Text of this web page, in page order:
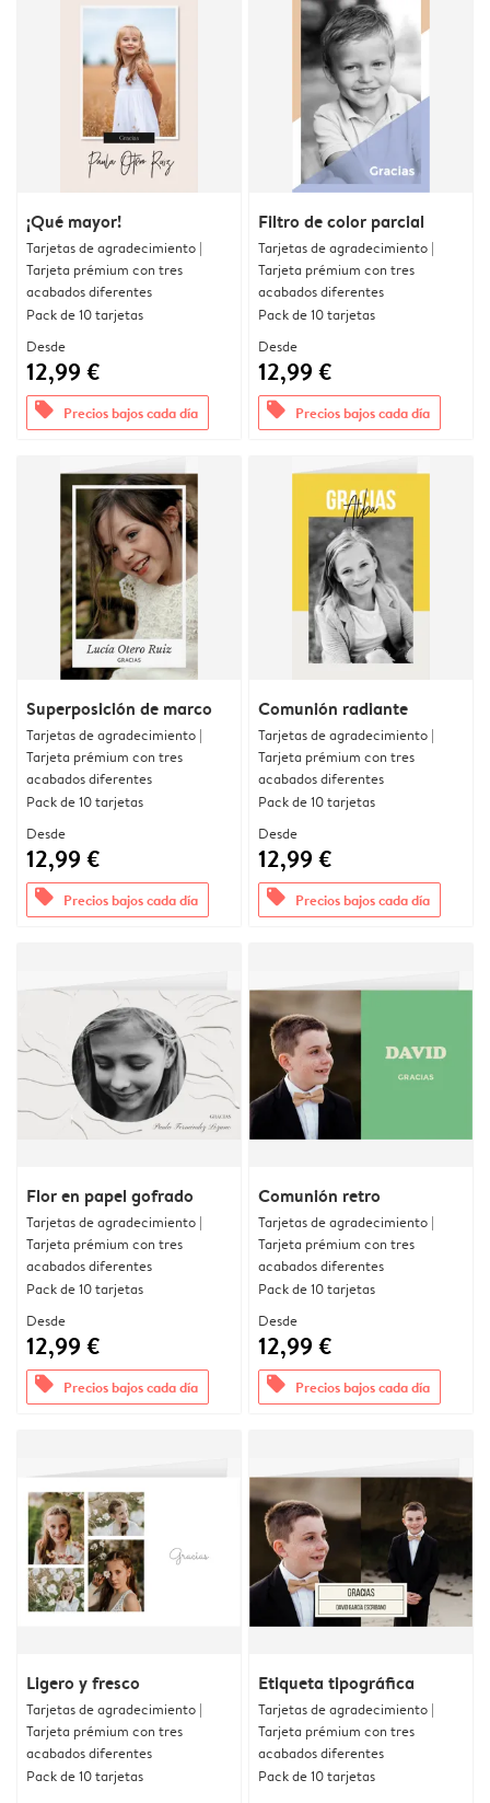
¡Qué mayor!
Tarjetas de agradecimiento |
Tarjeta prémium con tres
acabados diferentes
Pack de 10 tarjetas
Desde
12,99 €
offers Precios bajos cada día
Filtro de color parcial
Tarjetas de agradecimiento |
Tarjeta prémium con tres
acabados diferentes
Pack de 10 tarjetas
Desde
12,99 €
offers Precios bajos cada día
Superposición de marco
Tarjetas de agradecimiento |
Tarjeta prémium con tres
acabados diferentes
Pack de 10 tarjetas
Desde
12,99 €
offers Precios bajos cada día
Comunión radiante
Tarjetas de agradecimiento |
Tarjeta prémium con tres
acabados diferentes
Pack de 10 tarjetas
Desde
12,99 €
offers Precios bajos cada día
Flor en papel gofrado
Tarjetas de agradecimiento |
Tarjeta prémium con tres
acabados diferentes
Pack de 10 tarjetas
Desde
12,99 €
offers Precios bajos cada día
Comunión retro
Tarjetas de agradecimiento |
Tarjeta prémium con tres
acabados diferentes
Pack de 10 tarjetas
Desde
12,99 €
offers Precios bajos cada día
Ligero y fresco
Tarjetas de agradecimiento |
Tarjeta prémium con tres
acabados diferentes
Pack de 10 tarjetas
Etiqueta tipográfica
Tarjetas de agradecimiento |
Tarjeta prémium con tres
acabados diferentes
Pack de 10 tarjetas